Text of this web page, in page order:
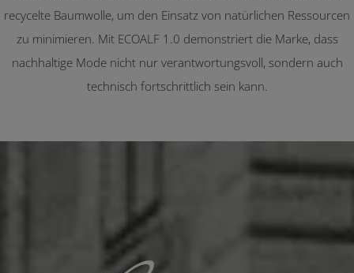
recycelte Baumwolle, um den Einsatz von natürlichen Ressourcen
zu minimieren. Mit ECOALF 1.0 demonstriert die Marke, dass
nachhaltige Mode nicht nur verantwortungsvoll, sondern auch
technisch fortschrittlich sein kann.